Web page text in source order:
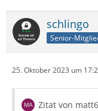
schlingo
Senior-
25. Oktober 2023 um
Zitat von